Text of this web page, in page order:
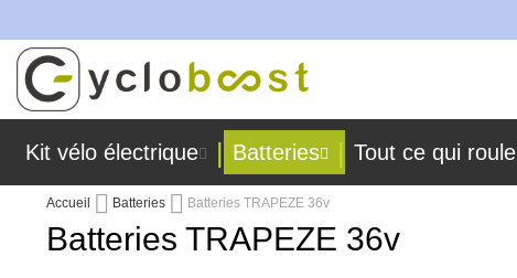
Allez
au
contenu
Kit vélo électrique Batteries Tout ce qui roule
Accueil Batteries Batteries TRAPEZE 36v
Batteries TRAPEZE 36v